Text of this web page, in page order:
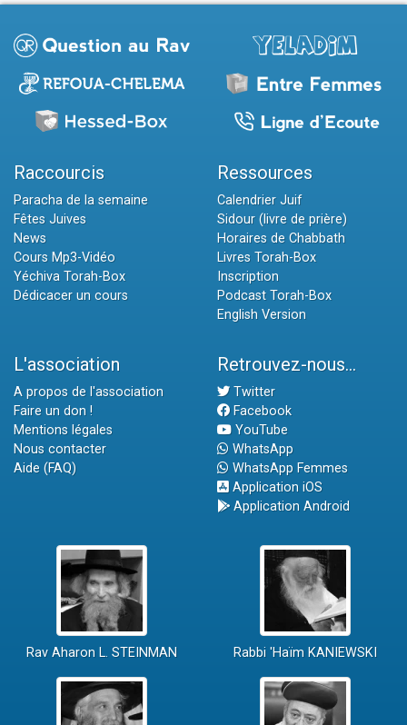
Raccourcis
Paracha de la semaine
Fêtes Juives
News
Cours Mp3-Vidéo
Yéchiva Torah-Box
Dédicacer un cours
Ressources
Calendrier Juif
Sidour (livre de prière)
Horaires de Chabbath
Livres Torah-Box
Inscription
Podcast Torah-Box
English Version
L'association
A propos de l'association
Faire un don !
Mentions légales
Nous contacter
Aide (FAQ)
Retrouvez-nous...
Twitter
Facebook
YouTube
WhatsApp
WhatsApp Femmes
Application iOS
Application Android
Rav Aharon L. STEINMAN Rabbi 'Haïm KANIEWSKI